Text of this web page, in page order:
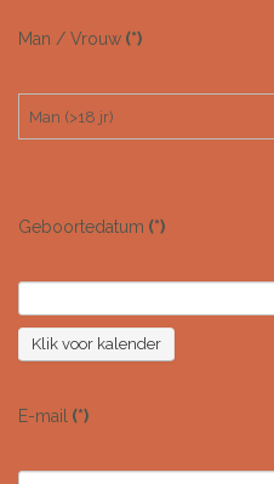
Man / Vrouw (*)
Geboortedatum (*)
Klik voor kalender
E-mail (*)